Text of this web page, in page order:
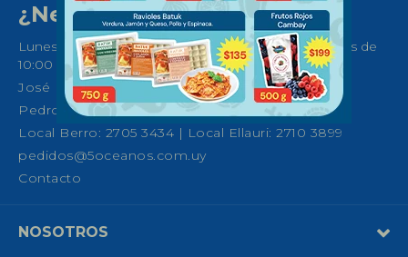
¿Necesitas ayuda?
Lunes a Sábados de 08:30 a 21:00 horas y Domingos de
10:00 a 14:00
José Ellauri 558, Montevideo
Pedro Fco. Berro 1039, Montevideo
Local Berro: 2705 3434 | Local Ellauri: 2710 3899
pedidos@5oceanos.com.uy
Contacto
NOSOTROS